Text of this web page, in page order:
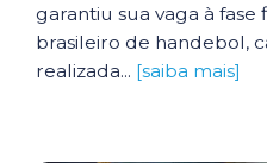
garantiu sua vaga à
brasileiro de handebol,
realizada... [saiba mais]